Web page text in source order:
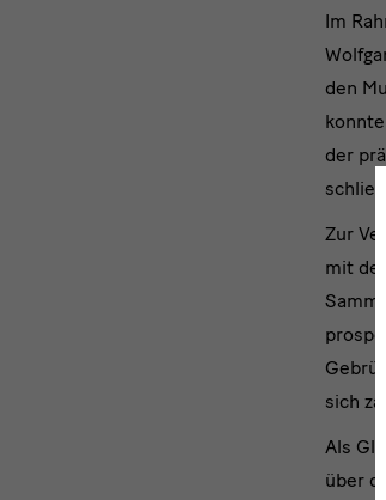
2
Im
den
der
Zur
mit
sich
Als
über